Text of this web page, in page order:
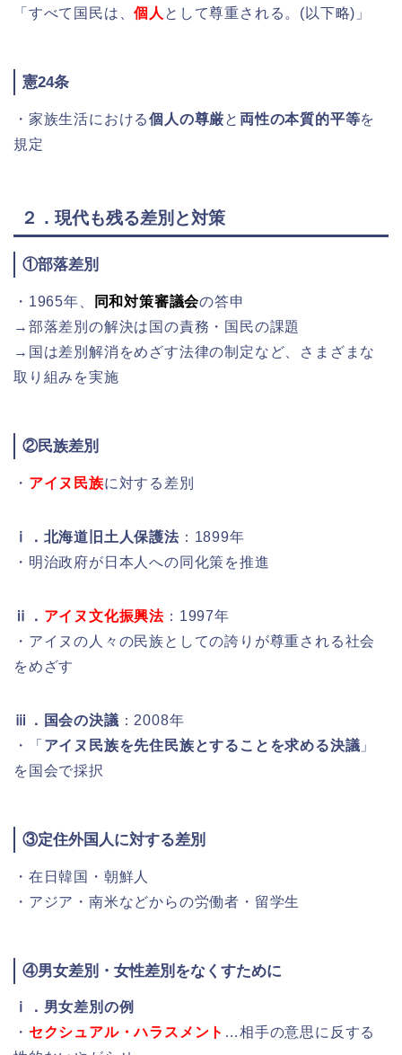
「すべて国民は、個人 として尊重される。(以下略)」
憲24条
・家族生活における個人の尊厳と 両性の本質的平等を
規定
２．現代も残る差別と対策
①部落差別
・1965年、 同和対策審議会の答申
→部落差別の解決は国の責務・国民の課題
→国は差別解消をめざす法律の制定など、さまざまな
取り組みを実施
②民族差別
・ アイヌ民族に対する差別
ⅰ．北海道旧土人保護法：1899年
・明治政府が日本人への同化策を推進
ⅱ． アイヌ文化振興法 ：1997年
・アイヌの人々の民族としての誇りが尊重される社会
をめざす
ⅲ．国会の決議 ：2008年
・「 アイヌ民族を先住民族とすることを求める決議 」
を国会で採択
③定住外国人に対する差別
・在日韓国・朝鮮人
・アジア・南米などからの労働者・留学生
④男女差別・女性差別をなくすために
ⅰ．男女差別の例
・ セクシュアル・ハラスメント …相手の意思に反する